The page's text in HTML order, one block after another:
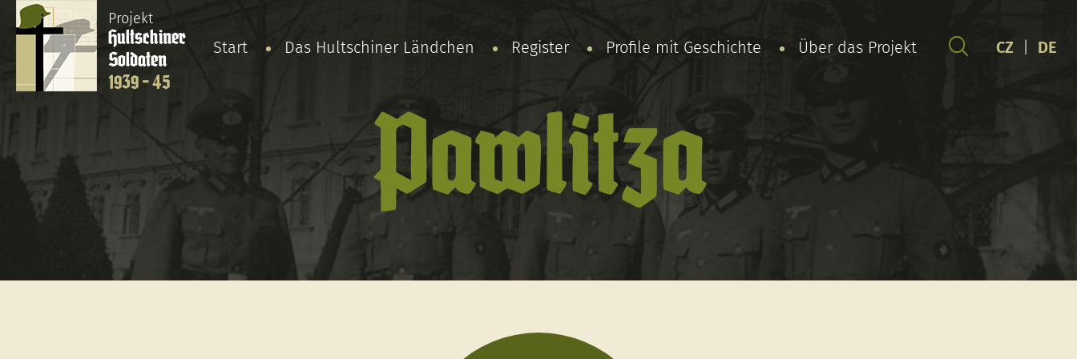
Projekt
Hultschiner
Soldaten
1939 - 45
Start Das Hultschiner Ländchen Register Profile mit Geschichte Über das Projekt CZ DE
Pawlitza